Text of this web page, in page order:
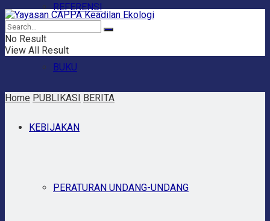
REFERENSI
BUKU
KEBIJAKAN
PERATURAN UNDANG-UNDANG
No Result
View All Result
Home PUBLIKASI BERITA